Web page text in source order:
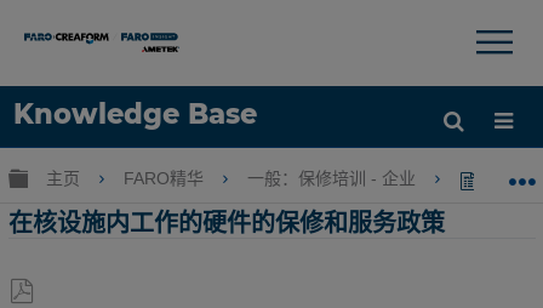
Knowledge Base
语言
×
扩展/隐缩全局层次
主页 FARO精华 一般：保修培训 - 企业 在核
在核设施内工作的硬件的保修和服务政策